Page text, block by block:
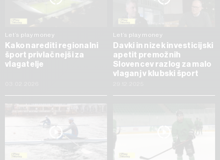
Let’s play money
Kako narediti regionalni
šport privlačnejši za
vlagatelje
Let’s play money
Davki in nizek investicijski
apetit premožnih
Slovencev razlog za malo
vlaganj v klubski šport